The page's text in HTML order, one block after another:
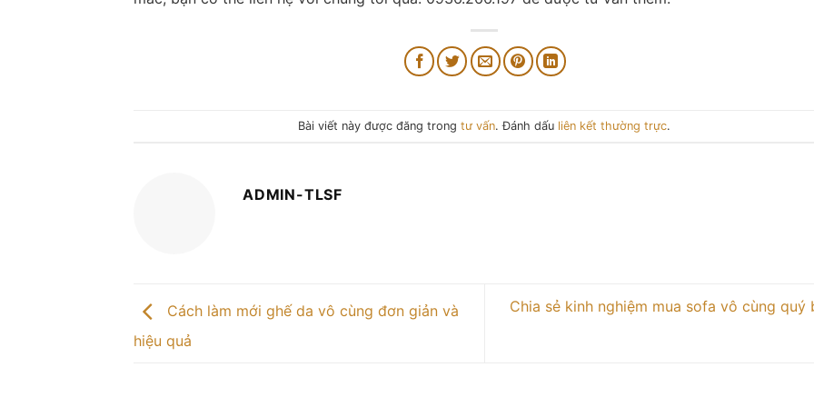
Bài viết này được đăng trongtư vấn. Đánh dấu liên kết thường trực.
ADMIN-TLSF
Cách làm mới ghế da vô cùng đơn giản và
hiệu quả
Chia sẻ kinh nghiệm mua sofa vô cùng quý